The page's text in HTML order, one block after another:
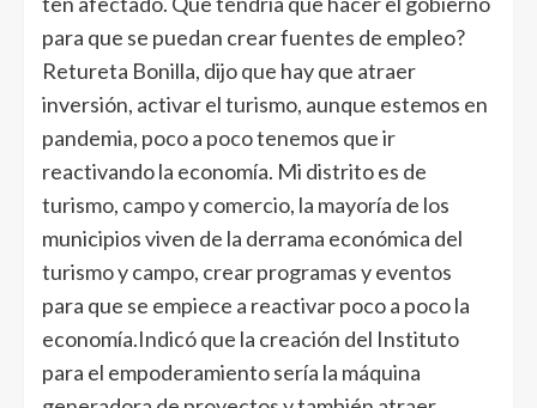
para que se puedan crear fuentes de empleo?
Retureta Bonilla, dijo que hay que atraer
inversión, activar el turismo, aunque estemos en
pandemia, poco a poco tenemos que ir
reactivando la economía. Mi distrito es de
turismo, campo y comercio, la mayoría de los
municipios viven de la derrama económica del
turismo y campo, crear programas y eventos
para que se empiece a reactivar poco a poco la
economía.Indicó que la creación del Instituto
para el empoderamiento sería la máquina